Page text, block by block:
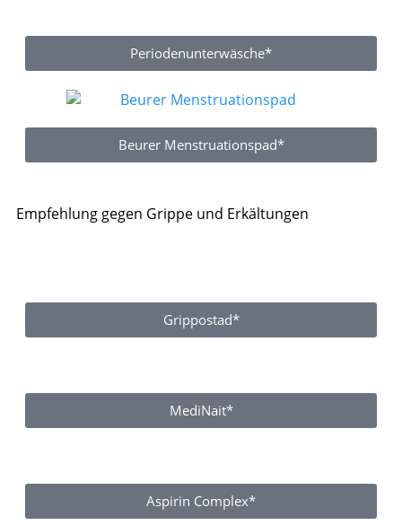
Periodenunterwäsche*
Beurer Menstruationspad*
Empfehlung gegen Grippe und Erkältungen
Grippostad*
MediNait*
Aspirin Complex*